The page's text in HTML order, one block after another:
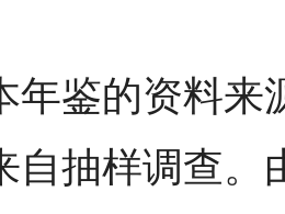
年鉴的资料来
自抽样调查。